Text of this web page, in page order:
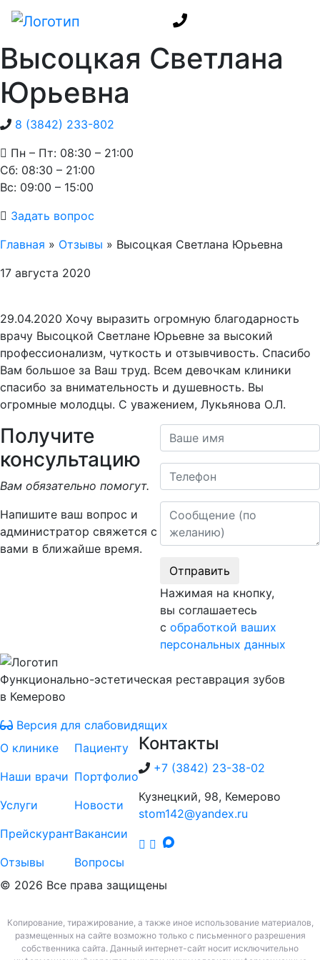
Высоцкая Светлана
Юрьевна
8 (3842) 233-802
Пн – Пт: 08:30 – 21:00
Cб: 08:30 – 21:00
Вс: 09:00 – 15:00
Задать вопрос
Главная » Отзывы » Высоцкая Светлана Юрьевна
17 августа 2020
29.04.2020 Хочу выразить огромную благодарность
врачу Высоцкой Светлане Юрьевне за высокий
профессионализм, чуткость и отзывчивость. Спасибо
Вам большое за Ваш труд. Всем девочкам клиники
спасибо за внимательность и душевность. Вы
огромные молодцы. С уважением, Лукьянова О.Л.
Получите
консультацию
Вам обязательно помогут.
Напишите ваш вопрос и
администратор свяжется с
вами в ближайше время.
Ваше имя
Телефон
Сообщение
Отправить
Нажимая на кнопку,
вы соглашаетесь
с обработкой ваших
персональных данных
Функционально-эстетическая реставрация зубов
в Кемерово
Версия для слабовидящих
О клинике
Наши врачи
Услуги
Прейскурант
Отзывы
Пациенту
Портфолио
Новости
Вакансии
Вопросы
Контакты
+7 (3842) 23-38-02
Кузнецкий, 98, Кемерово
stom142@yandex.ru
© 2026 Все права защищены
Копирование, тиражирование, а также иное использование материалов,
размещенных на сайте возможно только с письменного разрешения
собственника сайта. Данный интернет-сайт носит исключительно